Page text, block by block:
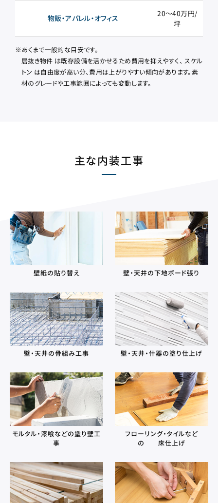
物販・アパレル・オフィス
20〜40万円/
坪
あくまで一般的な目安です。
居抜き物件 は既存設備を活かせるため費用を抑えやすく、 スケル
トン は自由度が高い分、費用は上がりやすい傾向があります。素
材のグレードや工事範囲によっても変動します。
主な内装工事
壁紙の貼り替え 壁・天井の下地ボード張り
壁・天井の骨組み工事 壁・天井・什器の塗り仕上げ
モルタル・漆喰などの塗り壁工
事
フローリング・タイルなど
の 床仕上げ